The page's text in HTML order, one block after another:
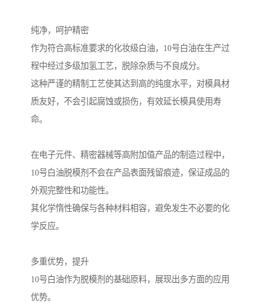
纯净，呵护精密
作为符合高标准要求的化妆级白油，10号白油在生产过
程中经过多级加氢工艺，脱除杂质与不良成分。
这种严谨的精制工艺使其达到高的纯度水平，对模具材
质友好，不会引起腐蚀或损伤，有效延长模具使用寿
命。
在电子元件、精密器械等高附加值产品的制造过程中，
10号白油脱模剂不会在产品表面残留痕迹，保证成品的
外观完整性和功能性。
其化学惰性确保与各种材料相容，避免发生不必要的化
学反应。
多重优势，提升
10号白油作为脱模剂的基础原料，展现出多方面的应用
优势。